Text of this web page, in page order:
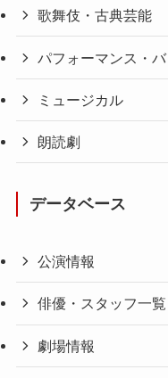
歌舞伎・古典芸能
パフォーマンス・バ
ミュージカル
朗読劇
データベース
公演情報
俳優・スタッフ一覧
劇場情報